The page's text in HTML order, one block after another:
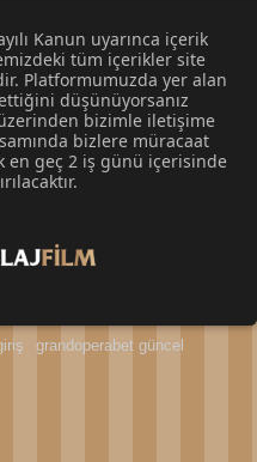
Kanun uyarınca içerik
tüm içerikler site
Platformumuzda yer alan
düşünüyorsanız
bizimle iletişime
bizlere müracaat
geç 2 iş günü içerisinde
grandoperabet güncel